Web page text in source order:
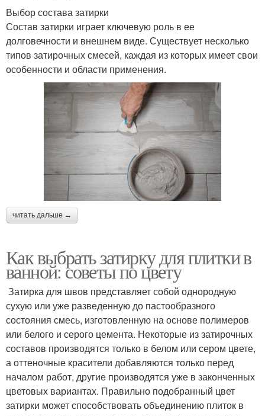
Выбор состава затирки
Состав затирки играет ключевую роль в ее
долговечности и внешнем виде. Существует несколько
типов затирочных смесей, каждая из которых имеет свои
особенности и области применения.
читать дальше →
Как выбрать затирку для плитки в
ванной: советы по цвету
Затирка для швов представляет собой однородную
сухую или уже разведенную до пастообразного
состояния смесь, изготовленную на основе полимеров
или белого и серого цемента. Некоторые из затирочных
составов производятся только в белом или сером цвете,
а оттеночные красители добавляются только перед
началом работ, другие производятся уже в законченных
цветовых вариантах. Правильно подобранный цвет
затирки может способствовать объединению плиток в